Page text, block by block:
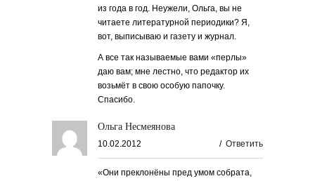
из года в год. Неужели, Ольга, вы не
читаете литературной периодики? Я,
вот, выписываю и газету и журнал.
А все так называемые вами «перлы»
даю вам; мне лестно, что редактор их
возьмёт в свою особую папочку.
Спасибо.
Ольга Несмеянова
10.02.2012 / Ответить
«Они преклонёны пред умом собрата,